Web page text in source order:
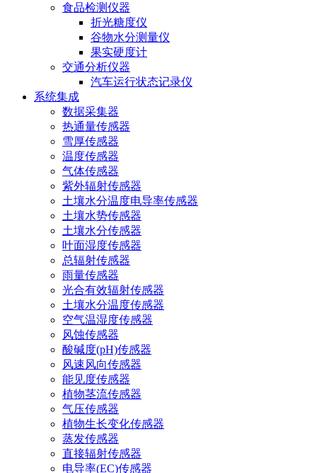
食品检测仪器
折光糖度仪
谷物水分测量仪
果实硬度计
交通分析仪器
汽车运行状态记录仪
系统集成
数据采集器
热通量传感器
雪厚传感器
温度传感器
气体传感器
紫外辐射传感器
土壤水分温度电导率传感器
土壤水势传感器
土壤水分传感器
叶面湿度传感器
总辐射传感器
雨量传感器
光合有效辐射传感器
土壤水分温度传感器
空气温湿度传感器
风蚀传感器
酸碱度(pH)传感器
风速风向传感器
能见度传感器
植物茎流传感器
气压传感器
植物生长变化传感器
蒸发传感器
直接辐射传感器
电导率(EC)传感器